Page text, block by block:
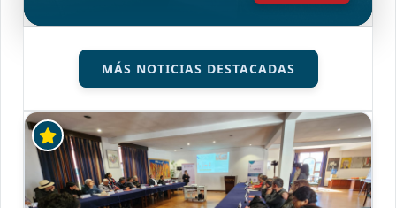
MÁS NOTICIAS DESTACADAS